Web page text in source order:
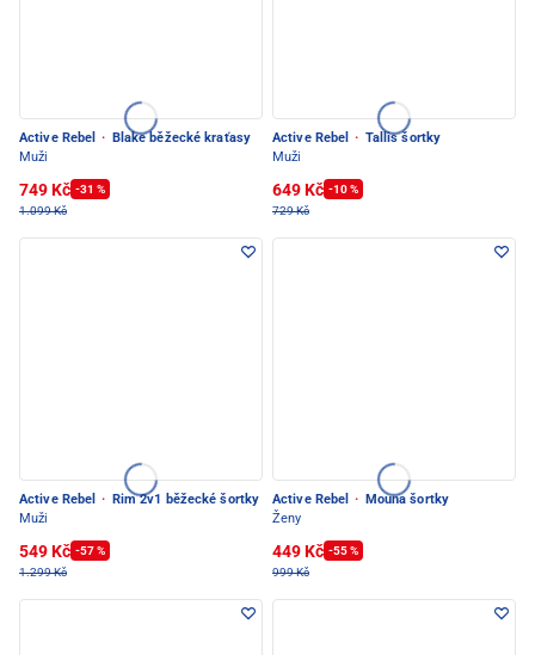
Active Rebel ·
Blake běžecké kraťasy
Muži
749 Kč -31 %
1.099 Kč
Active Rebel · Tallis šortky
Muži
649 Kč -10 %
729 Kč
Active Rebel ·
Rim 2v1 běžecké šortky
Muži
549 Kč -57 %
1.299 Kč
Active Rebel ·
Mouna šortky
Ženy
449 Kč -55 %
999 Kč